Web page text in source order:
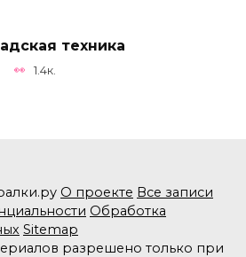
техника
1.4к.
О проекте Все записи
Обработка
Sitemap
разрешено только при